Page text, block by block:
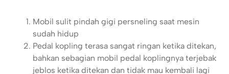
Mobil sulit pindah gigi persneling saat mesin
sudah hidup
Pedal kopling terasa sangat ringan ketika ditekan,
bahkan sebagian mobil pedal koplingnya terjebak
jeblos ketika ditekan dan tidak mau kembali lagi